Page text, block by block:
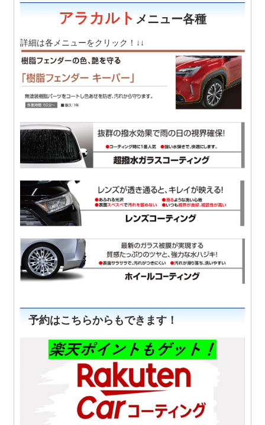
アラカルト メニュー各種
詳細は各メニューをクリック！↓↓
予約はこちらからもできます！